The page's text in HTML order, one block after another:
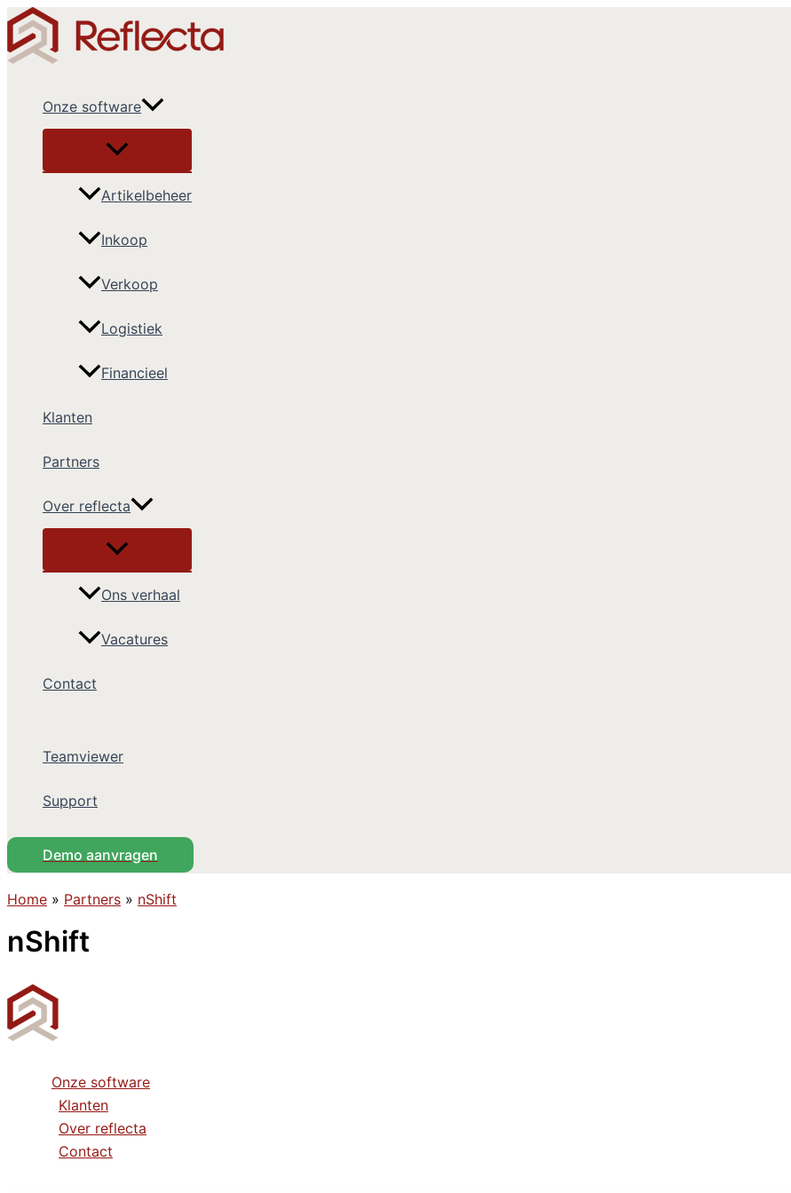
Ga
naar
de
Onze software
Artikelbeheer
Inkoop
Verkoop
Logistiek
Financieel
Klanten
Partners
Over reflecta
Ons verhaal
Vacatures
Contact
Teamviewer
Support
Demo aanvragen
Home » Partners » nShift
nShift
Onze software
Klanten
Over reflecta
Contact